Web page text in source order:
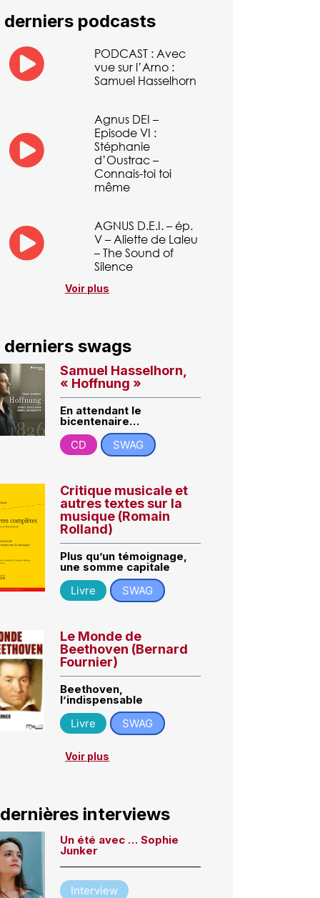
derniers podcasts
PODCAST : Avec
vue sur l’Arno :
Samuel Hasselhorn
Agnus DEI –
Episode VI :
Stéphanie
d’Oustrac –
Connais-toi toi
même
AGNUS D.E.I. – ép.
V – Aliette de Laleu
– The Sound of
Silence
Voir plus
derniers swags
Samuel Hasselhorn,
« Hoffnung »
En attendant le
bicentenaire…
CD
SWAG
Critique musicale et
autres textes sur la
musique (Romain
Rolland)
Plus qu’un témoignage,
une somme capitale
Livre
SWAG
Le Monde de
Beethoven (Bernard
Fournier)
Beethoven,
l’indispensable
Livre
SWAG
Voir plus
interviews
Un été avec … Sophie
Junker
Interview